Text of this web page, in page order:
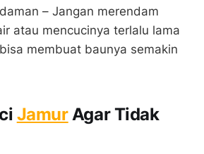
– Jangan merendam
atau mencucinya terlalu lama
membuat baunya semakin
JamurAgar Tidak